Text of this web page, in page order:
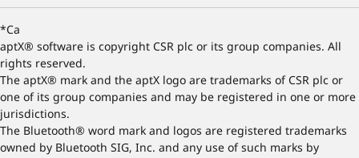
*Ca
aptX® software is copyright CSR plc or its group companies. All
rights reserved.
The aptX® mark and the aptX logo are trademarks of CSR plc or
one of its group companies and may be registered in one or more
jurisdictions.
The Bluetooth® word mark and logos are registered trademarks
owned by Bluetooth SIG, Inc. and any use of such marks by